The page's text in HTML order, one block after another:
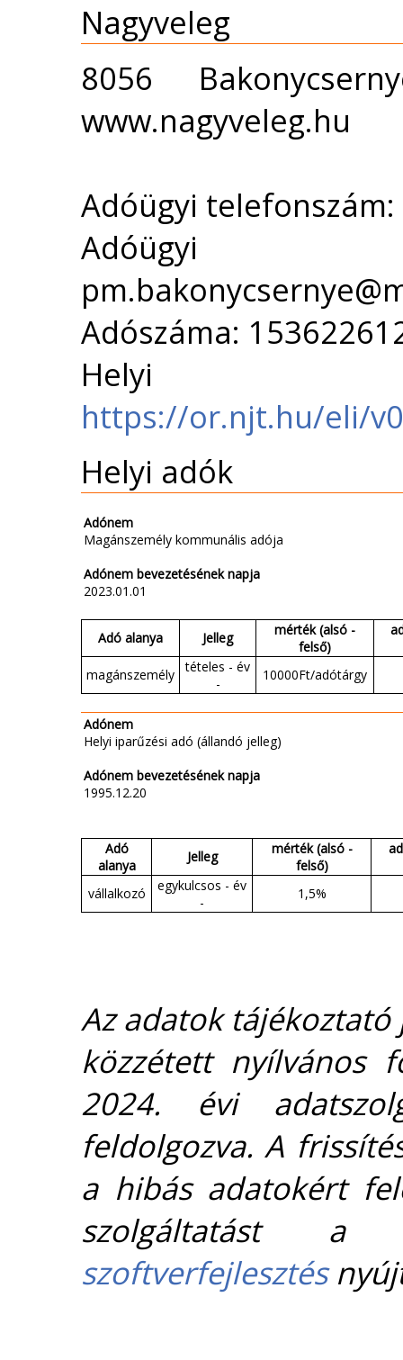
Nagyveleg
8056
www.nagyveleg.hu
Adóügyi
Adóügyi
Adószáma:
Helyi
https://or.njt.hu/eli/
Helyi adók
Adónem
Magánszemély kommunális adója
Adónem bevezetésének napja
2023.01.01
Adó alanya Jelleg
mérték (alsó -
felső)
magánszemély
tételes - év
-
10000Ft/adótárgy
Adónem
Helyi iparűzési adó (állandó jelleg)
Adónem bevezetésének napja
1995.12.20
Adó
alanya
Jelleg
mérték (alsó -
felső)
vállalkozó
egykulcsos - év
-
1,5%
Az adatok
közzétett nyílvános
2024. évi
feldolgozva. A
a hibás adatokért
szolgáltatást
szoftverfejlesztés